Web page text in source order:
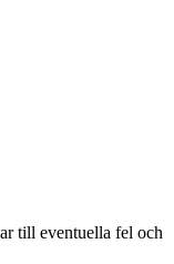
till eventuella fel och